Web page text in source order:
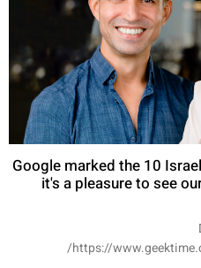
Google marked the 10
it's a pleasure to see
https://